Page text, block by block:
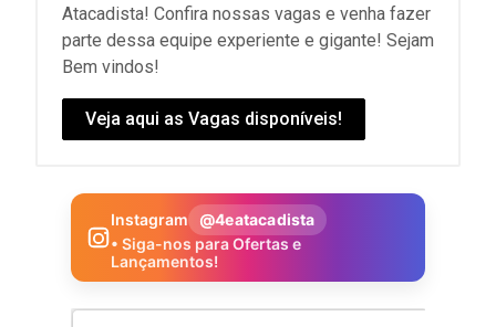
Atacadista! Confira nossas vagas e venha fazer
parte dessa equipe experiente e gigante! Sejam
Bem vindos!
Veja aqui as Vagas disponíveis!
Instagram
@4eatacadista
• Siga-nos para Ofertas e
Lançamentos!